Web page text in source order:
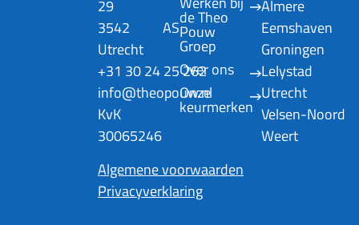
29
3542 AS
Utrecht
+31 30 24 25 262
info@theopouw.nl
KvK
30065246
Algemene voorwaarden
Privacyverklaring
de Theo
Pouw
Groep
Over ons
Onze
keurmerken
Almere
Eemshaven
Groningen
Lelystad
Utrecht
Velsen-Noord
Weert